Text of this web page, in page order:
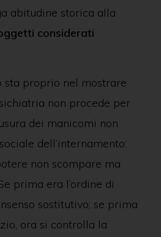
abitudine storica alla
considerati
sta proprio nel mostrare
non procede per
dei manicomi non
dell’internamento:
non scompare ma
prima era l’ordine di
sostitutivo; se prima
ora si controlla la